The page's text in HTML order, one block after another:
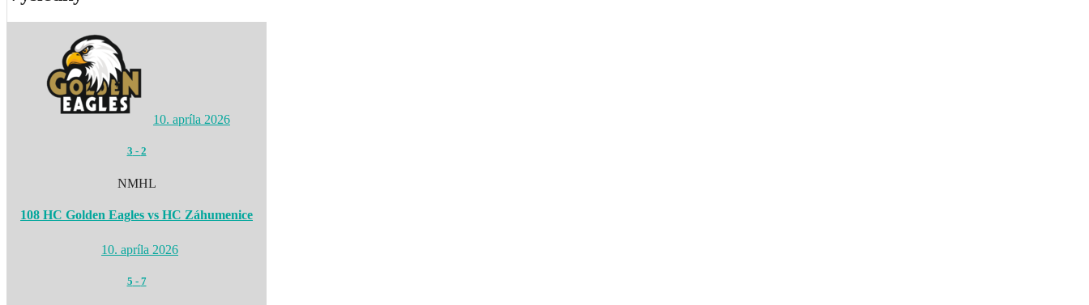
10. apríla 2026
3 - 2
NMHL
108 HC Golden Eagles vs HC Záhumenice
10. apríla 2026
5 - 7